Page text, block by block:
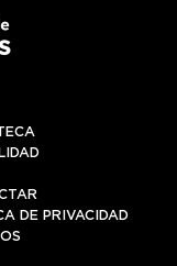
DE PRIVACIDAD